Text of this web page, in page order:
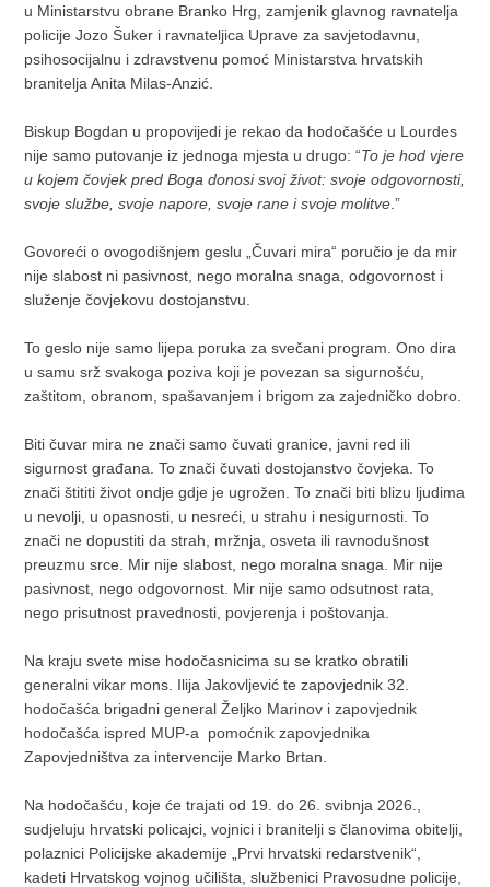
u Ministarstvu obrane Branko Hrg, zamjenik glavnog ravnatelja
policije Jozo Šuker i ravnateljica Uprave za savjetodavnu,
psihosocijalnu i zdravstvenu pomoć Ministarstva hrvatskih
branitelja Anita Milas-Anzić.
Biskup Bogdan u propovijedi je rekao da hodočašće u Lourdes
nije samo putovanje iz jednoga mjesta u drugo: “To je hod vjere
u kojem čovjek pred Boga donosi svoj život: svoje odgovornosti,
svoje službe, svoje napore, svoje rane i svoje molitve .”
Govoreći o ovogodišnjem geslu „Čuvari mira“ poručio je da mir
nije slabost ni pasivnost, nego moralna snaga, odgovornost i
služenje čovjekovu dostojanstvu.
To geslo nije samo lijepa poruka za svečani program. Ono dira
u samu srž svakoga poziva koji je povezan sa sigurnošću,
zaštitom, obranom, spašavanjem i brigom za zajedničko dobro.
Biti čuvar mira ne znači samo čuvati granice, javni red ili
sigurnost građana. To znači čuvati dostojanstvo čovjeka. To
znači štititi život ondje gdje je ugrožen. To znači biti blizu ljudima
u nevolji, u opasnosti, u nesreći, u strahu i nesigurnosti. To
znači ne dopustiti da strah, mržnja, osveta ili ravnodušnost
preuzmu srce. Mir nije slabost, nego moralna snaga. Mir nije
pasivnost, nego odgovornost. Mir nije samo odsutnost rata,
nego prisutnost pravednosti, povjerenja i poštovanja.
Na kraju svete mise hodočasnicima su se kratko obratili
generalni vikar mons. Ilija Jakovljević te zapovjednik 32.
hodočašća brigadni general Željko Marinov i zapovjednik
hodočašća ispred MUP-a pomoćnik zapovjednika
Zapovjedništva za intervencije Marko Brtan.
Na hodočašću, koje će trajati od 19. do 26. svibnja 2026.,
sudjeluju hrvatski policajci, vojnici i branitelji s članovima obitelji,
polaznici Policijske akademije „Prvi hrvatski redarstvenik“,
kadeti Hrvatskog vojnog učilišta, službenici Pravosudne policije,